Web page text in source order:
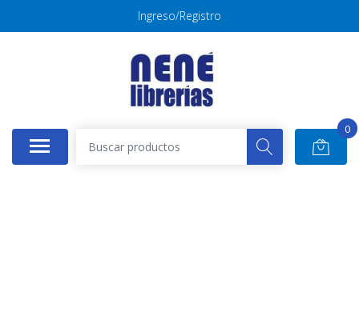
Ingreso/Registro
0